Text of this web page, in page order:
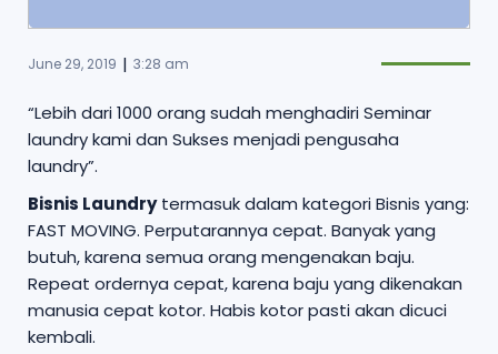
June 29, 2019 | 3:28 am
“Lebih dari 1000 orang sudah menghadiri Seminar
laundry kami dan Sukses menjadi pengusaha
laundry”.
Bisnis Laundrytermasuk dalam kategori Bisnis yang:
FAST MOVING. Perputarannya cepat. Banyak yang
butuh, karena semua orang mengenakan baju.
Repeat ordernya cepat, karena baju yang dikenakan
manusia cepat kotor. Habis kotor pasti akan dicuci
kembali.